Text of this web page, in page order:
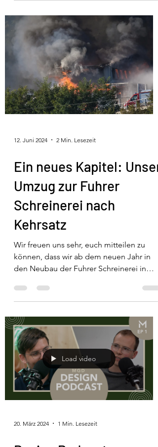
12. Juni 2024 2 Min. Lesezeit
Ein neues Kapitel: Unser
Umzug zur Fuhrer
Schreinerei nach
Kehrsatz
Wir freuen uns sehr, euch mitteilen zu
können, dass wir ab dem neuen Jahr in
den Neubau der Fuhrer Schreinerei in
Load video
20. März 2024 1 Min. Lesezeit